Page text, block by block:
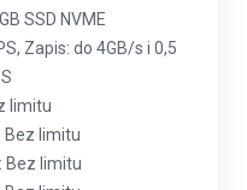
SSD NVME
Zapis: do 4GB/s i 0,5
limitu
Bez limitu
Bez limitu